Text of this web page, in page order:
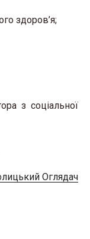
здоров’я;
з соціальної
Оглядач